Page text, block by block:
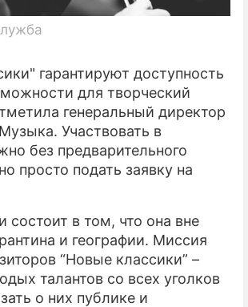
гарантируют доступность
для творческий
генеральный директор
Участвовать в
без предварительного
просто подать заявку на
состоит в том, что она вне
и географии. Миссия
“Новые классики” –
талантов со всех уголков
о них публике и